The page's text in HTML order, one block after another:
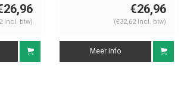
Incl. btw)
€26,96
(€32,62 Incl. btw)
Meer info